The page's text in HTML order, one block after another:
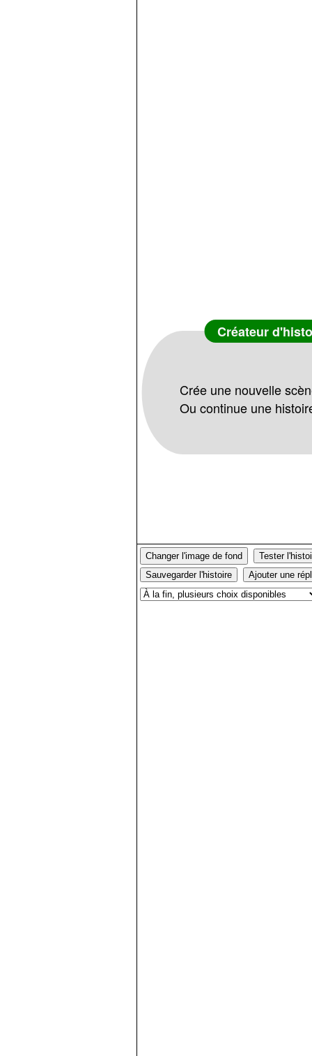
Créateur
Crée une nouvelle
Ou continue une
Changer l'image de fond
Tester
Sauvegarder l'histoire
Ajouter une